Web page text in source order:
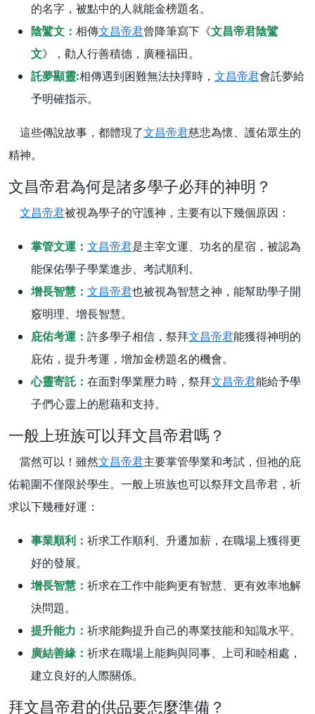
的名字，被點中的人就能金榜題名。
陰騭文： 相傳文昌帝君曾降筆寫下《文昌帝君陰騭
文》，勸人行善積德，廣種福田。
託夢顯靈:相傳遇到困難無法抉擇時， 文昌帝君會託夢給
予明確指示。
這些傳說故事，都體現了文昌帝君慈悲為懷、護佑眾生的
精神。
文昌帝君為何是諸多學子必拜的神明？
文昌帝君被視為學子的守護神，主要有以下幾個原因：
掌管文運： 文昌帝君是主宰文運、功名的星宿，被認為
能保佑學子學業進步、考試順利。
增長智慧： 文昌帝君也被視為智慧之神，能幫助學子開
竅明理、增長智慧。
庇佑考運： 許多學子相信，祭拜文昌帝君能獲得神明的
庇佑，提升考運，增加金榜題名的機會。
心靈寄託： 在面對學業壓力時，祭拜文昌帝君能給予學
子們心靈上的慰藉和支持。
一般上班族可以拜文昌帝君嗎？
當然可以！雖然文昌帝君主要掌管學業和考試，但祂的庇
佑範圍不僅限於學生。一般上班族也可以祭拜文昌帝君，祈
求以下幾種好運：
事業順利： 祈求工作順利、升遷加薪，在職場上獲得更
好的發展。
增長智慧： 祈求在工作中能夠更有智慧、更有效率地解
決問題。
提升能力： 祈求能夠提升自己的專業技能和知識水平。
廣結善緣： 祈求在職場上能夠與同事、上司和睦相處，
建立良好的人際關係。
拜文昌帝君的供品要怎麼準備？